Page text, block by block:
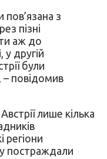
пов’язана з
пізні
аж до
у другій
були
– повідомив
лише кілька
регіони
постраждали